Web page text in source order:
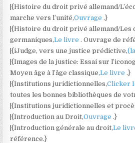
|{Histoire du droit privé allemand/
marche vers l’unité,Ouvrage.}
|{Histoire du droit privé allemand/Les
germaniques,Le livre. Ouvrage de
|{iJudge, vers une justice prédictive,
|{Images de la justice: Essai sur
Moyen âge à l’âge classique,Le livre.}
|{Institutions juridictionnelles,Clicker
toutes les bonnes bibliothèques de
|{Institutions juridictionnelles et
|{Introduction au Droit,Ouvrage.}
|{Introduction générale au droit,Le
référence.}